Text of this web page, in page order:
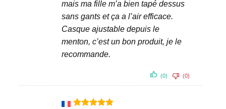
mais ma fille m’a bien tapé dessus
sans gants et ça a l’air efficace.
Casque ajustable depuis le
menton, c’est un bon produit, je le
recommande.
(0) (0)